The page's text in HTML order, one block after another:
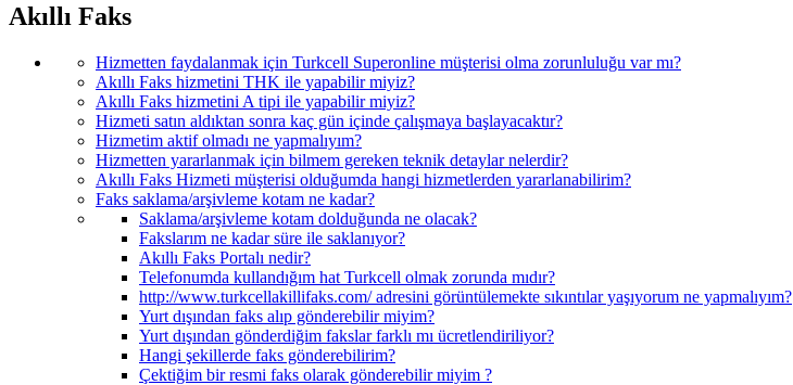
Akıllı Faks
Hizmetten faydalanmak için Turkcell Superonline müşterisi olma zorunluluğu var mı?
Akıllı Faks hizmetini THK ile yapabilir miyiz?
Akıllı Faks hizmetini A tipi ile yapabilir miyiz?
Hizmeti satın aldıktan sonra kaç gün içinde çalışmaya başlayacaktır?
Hizmetim aktif olmadı ne yapmalıyım?
Hizmetten yararlanmak için bilmem gereken teknik detaylar nelerdir?
Akıllı Faks Hizmeti müşterisi olduğumda hangi hizmetlerden yararlanabilirim?
Faks saklama/arşivleme kotam ne kadar?
Saklama/arşivleme kotam dolduğunda ne olacak?
Fakslarım ne kadar süre ile saklanıyor?
Akıllı Faks Portalı nedir?
Telefonumda kullandığım hat Turkcell olmak zorunda mıdır?
http://www.turkcellakillifaks.com/ adresini görüntülemekte sıkıntılar yaşıyorum ne yapmalıyım?
Yurt dışından faks alıp gönderebilir miyim?
Yurt dışından gönderdiğim fakslar farklı mı ücretlendiriliyor?
Hangi şekillerde faks gönderebilirim?
Çektiğim bir resmi faks olarak gönderebilir miyim ?